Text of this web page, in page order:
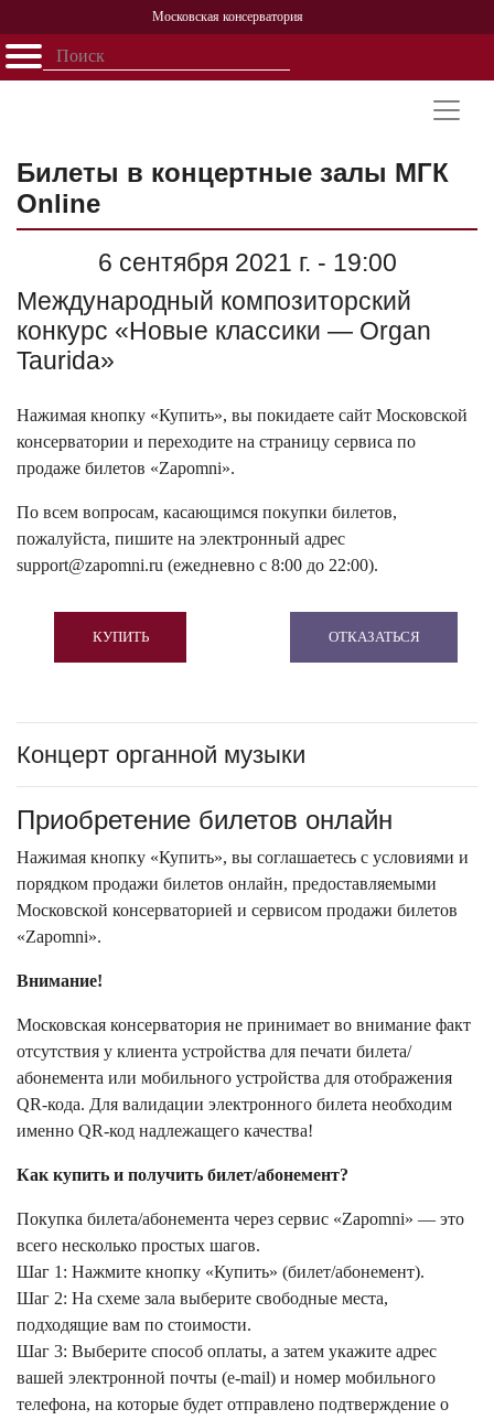
Московская консерватория
Открыть - закрыть
Персоналии
История
Билеты в концертные залы МГК
Online
6 сентября 2021 г. - 19:00
Международный композиторский
конкурс «Новые классики — Organ
Taurida»
Нажимая кнопку «Купить», вы покидаете сайт Московской
консерватории и переходите на страницу сервиса по
продаже билетов «Zapomni».
По всем вопросам, касающимся покупки билетов,
пожалуйста, пишите на электронный адрес
support@zapomni.ru (ежедневно с 8:00 до 22:00).
КУПИТЬ ОТКАЗАТЬСЯ
Концерт органной музыки
Приобретение билетов онлайн
Нажимая кнопку «Купить», вы соглашаетесь с условиями и
порядком продажи билетов онлайн, предоставляемыми
Московской консерваторией и сервисом продажи билетов
«Zapomni».
Внимание!
Московская консерватория не принимает во внимание факт
отсутствия у клиента устройства для печати билета/
абонемента или мобильного устройства для отображения
QR-кода. Для валидации электронного билета необходим
именно QR-код надлежащего качества!
Как купить и получить билет/абонемент?
Покупка билета/абонемента через сервис «Zapomni» — это
всего несколько простых шагов.
Шаг 1: Нажмите кнопку «Купить» (билет/абонемент).
Шаг 2: На схеме зала выберите свободные места,
подходящие вам по стоимости.
Шаг 3: Выберите способ оплаты, а затем укажите адрес
вашей электронной почты (e-mail) и номер мобильного
телефона, на которые будет отправлено подтверждение о